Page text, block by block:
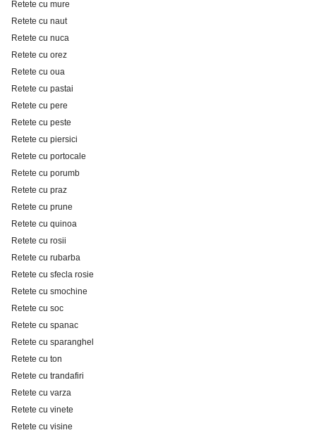
Retete cu mure
Retete cu naut
Retete cu nuca
Retete cu orez
Retete cu oua
Retete cu pastai
Retete cu pere
Retete cu peste
Retete cu piersici
Retete cu portocale
Retete cu porumb
Retete cu praz
Retete cu prune
Retete cu quinoa
Retete cu rosii
Retete cu rubarba
Retete cu sfecla rosie
Retete cu smochine
Retete cu soc
Retete cu spanac
Retete cu sparanghel
Retete cu ton
Retete cu trandafiri
Retete cu varza
Retete cu vinete
Retete cu visine